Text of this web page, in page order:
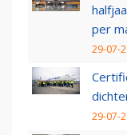
per
29-07-
29-07-